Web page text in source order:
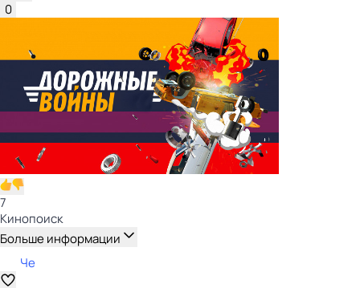
0
7
Кинопоиск
Больше информации
Че